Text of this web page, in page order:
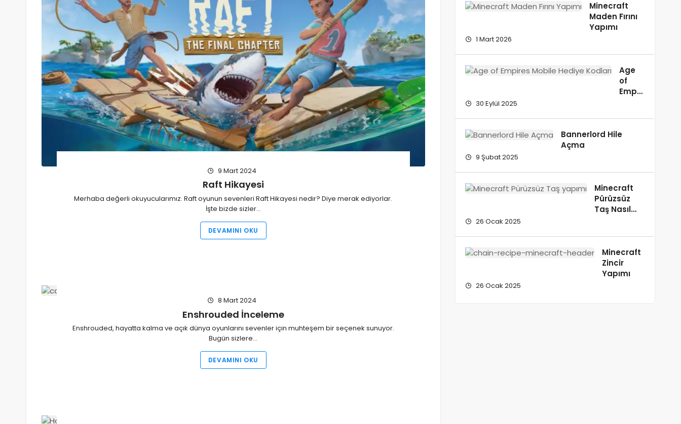
9 Mart 2024
Raft Hikayesi
Merhaba değerli okuyucularımız. Raft oyunun sevenleri Raft Hikayesi nedir? Diye merak ediyorlar.
İşte bizde sizler…
DEVAMINI OKU
8 Mart 2024
Enshrouded İnceleme
Enshrouded, hayatta kalma ve açık dünya oyunlarını sevenler için muhteşem bir seçenek sunuyor.
Bugün sizlere…
DEVAMINI OKU
Minecraft
Maden Fırını
Yapımı
1 Mart 2026
Age
of
Empires
–
30 Eylül 2025
Bannerlord Hile
Açma​
9 Şubat 2025
Minecraft
Pürüzsüz
Taş Nasıl
26 Ocak 2025
Minecraft
Zincir
Yapımı
26 Ocak 2025